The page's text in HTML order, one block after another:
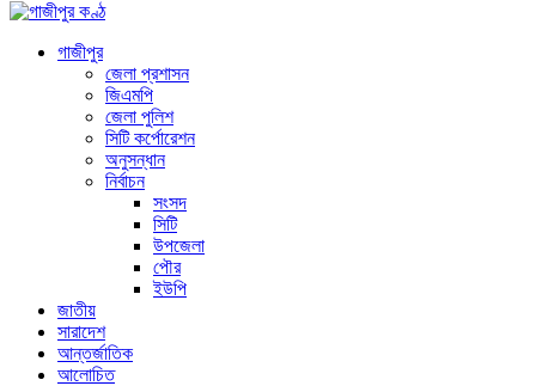
গাজীপুর
জেলা প্রশাসন
জিএমপি
জেলা পুলিশ
সিটি কর্পোরেশন
অনুসন্ধান
নির্বাচন
সংসদ
সিটি
উপজেলা
পৌর
ইউপি
জাতীয়
সারাদেশ
আন্তর্জাতিক
আলোচিত